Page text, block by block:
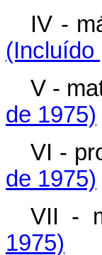
IV -
(Incluído
V -
de 1975)
VI -
de 1975)
VII -
1975)